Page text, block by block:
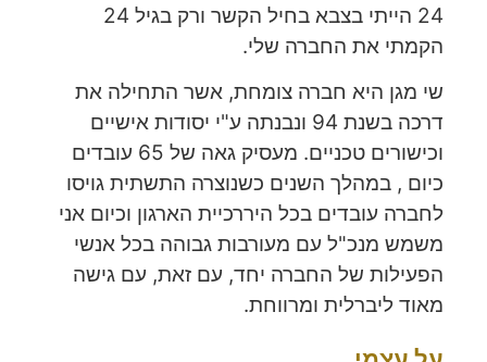
24 הייתי בצבא בחיל הקשר ורק בגיל 24
הקמתי את החברה שלי.
שי מגן היא חברה צומחת, אשר התחילה את
דרכה בשנת 94 ונבנתה ע"י יסודות אישיים
וכישורים טכניים. מעסיק גאה של 65 עובדים
כיום , במהלך השנים כשנוצרה התשתית גויסו
לחברה עובדים בכל היררכיית הארגון וכיום אני
משמש מנכ"ל עם מעורבות גבוהה בכל אנשי
הפעילות של החברה יחד, עם זאת, עם גישה
מאוד ליברלית ומרווחת.